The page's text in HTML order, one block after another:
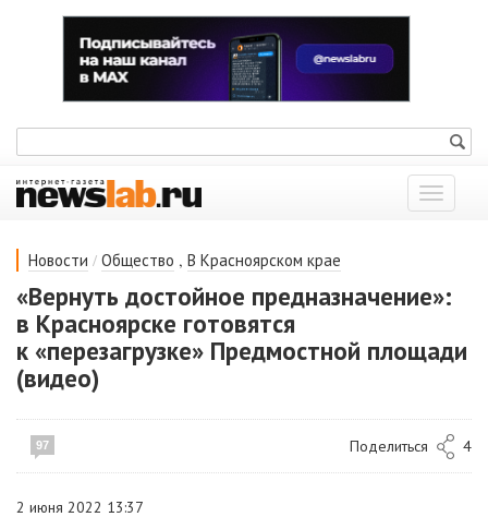
Показать
меню
Новости / Общество , В Красноярском крае
«Вернуть достойное предназначение»:
в Красноярске готовятся
к «перезагрузке» Предмостной площади
(видео)
97 Поделиться 4
2 июня 2022 13:37